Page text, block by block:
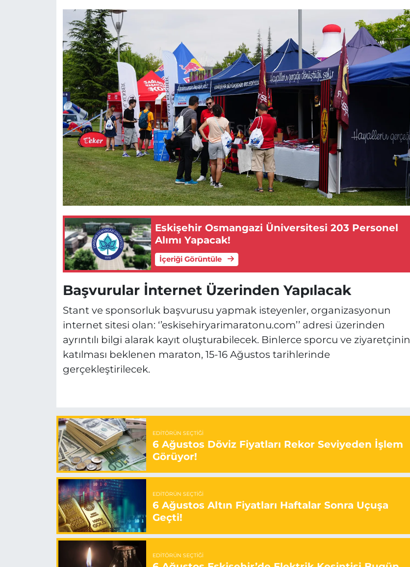
Eskişehir Osmangazi Üniversitesi 203 Personel
Alımı Yapacak!
İçeriği Görüntüle
Başvurular İnternet Üzerinden Yapılacak
Stant ve sponsorluk başvurusu yapmak isteyenler, organizasyonun
internet sitesi olan: ‘’eskisehiryarimaratonu.com’’ adresi üzerinden
ayrıntılı bilgi alarak kayıt oluşturabilecek. Binlerce sporcu ve ziyaretçinin
katılması beklenen maraton, 15-16 Ağustos tarihlerinde
gerçekleştirilecek.
EDITÖRÜN SEÇTIĞI
6 Ağustos Döviz Fiyatları Rekor Seviyeden İşlem
Görüyor!
EDITÖRÜN SEÇTIĞI
6 Ağustos Altın Fiyatları Haftalar Sonra Uçuşa
Geçti!
EDITÖRÜN SEÇTIĞI